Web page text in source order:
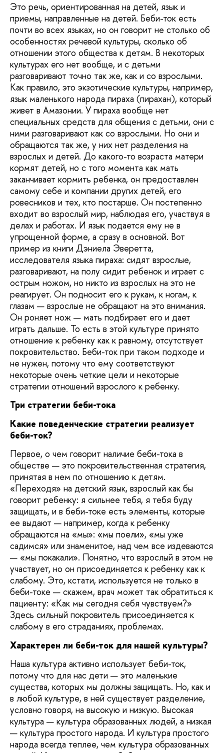
Это речь, ориентированная на детей, язык и
приемы, направленные на детей. Беби-ток есть
почти во всех языках, но он говорит не столько об
особенностях речевой культуры, сколько об
отношении этого общества к детям. В некоторых
культурах его нет вообще, и с детьми
разговаривают точно так же, как и со взрослыми.
Как правило, это экзотические культуры, например,
язык маленького народа пираха (пирахан), который
живет в Амазонии. У пираха вообще нет
специальных средств для общения с детьми, они с
ними разговаривают как со взрослыми. Но они и
обращаются так же, у них нет разделения на
взрослых и детей. До какого-то возраста матери
кормят детей, но с того момента как мать
заканчивает кормить ребенка, он предоставлен
самому себе и компании других детей, его
ровесников и тех, кто постарше. Он постепенно
входит во взрослый мир, наблюдая его, участвуя в
делах и работах. И язык подается ему не в
упрощенной форме, а сразу в основной. Вот
пример из книги Дэниела Эверетта,
исследователя языка пираха: сидят взрослые,
разговаривают, на полу сидит ребенок и играет с
острым ножом, но никто из взрослых на это не
реагирует. Он подносит его к рукам, к ногам, к
глазам — взрослые не обращают на это внимания.
Он роняет нож — мать подбирает его и дает
играть дальше. То есть в этой культуре принято
отношение к ребенку как к равному, отсутствует
покровительство. Беби-ток при таком подходе и
не нужен, потому что ему соответствуют
некоторые очень четкие цели и некоторые
стратегии отношений взрослого к ребенку.
Три стратегии беби-тока
Какие поведенческие стратегии реализует
беби-ток?
Первое, о чем говорит наличие беби-тока в
обществе — это покровительственная стратегия,
принятая в нем по отношению к детям.
«Переходя» на детский язык, взрослый как бы
говорит ребенку: я сильнее тебя, я тебя буду
защищать, и в беби-токе есть элементы, которые
ее выдают — например, когда к ребенку
обращаются на «мы»: «мы поели», «мы уже
садимся» или знаменитое, над чем все издеваются
— «мы покакали». Понятно, что взрослый в этом не
участвует, но он присоединяется к ребенку как к
слабому. Это, кстати, используется не только в
беби-токе — скажем, врач может так обратиться к
пациенту: «Как мы сегодня себя чувствуем?»
Здесь сильный покровитель присоединяется к
слабому в его страданиях, проблемах.
Характерен ли беби-ток для нашей культуры?
Наша культура активно использует беби-ток,
потому что для нас дети — это маленькие
существа, которых мы должны защищать. Но, как и
в любой культуре, в ней существует разделение,
условно говоря, на высокую и низкую. Высокая
культура — культура образованных людей, а низкая
— культура простого народа. И культура простого
народа всегда теплее, чем культура образованных